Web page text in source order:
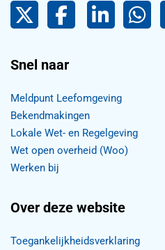
Pijnacker-Nootdorp op
Facebook
Snel naar
Meldpunt Leefomgeving
Bekendmakingen
Lokale Wet- en Regelgeving
Wet open overheid (Woo)
Werken bij
Over deze website
Toegankelijkheidsverklaring